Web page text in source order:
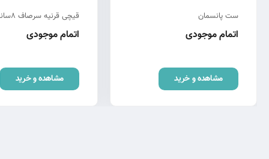
ست پانسمان
اتمام موجودی
مشاهده و خرید
قیچی قرنیه سرصاف 8سانت
اتمام موجودی
مشاهده و خرید